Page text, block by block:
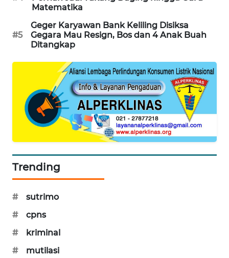
Matematika
#5
Geger Karyawan Bank Keliling Disiksa
Gegara Mau Resign, Bos dan 4 Anak Buah
Ditangkap
Trending
#
sutrimo
#
cpns
#
kriminal
#
mutilasi
MASYARAKAT
WALINKI
ID
MARTABAT
PLN
WATCH
MKLI
LKKI